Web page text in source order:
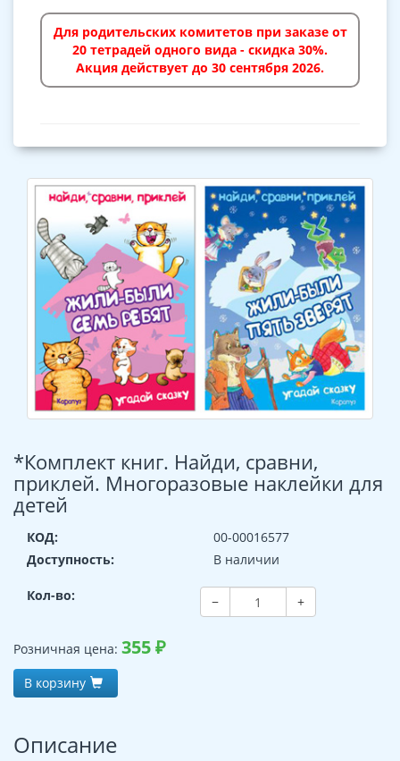
Для родительских комитетов при заказе от
20 тетрадей одного вида - скидка 30%.
Акция действует до 30 сентября 2026.
*Комплект книг. Найди, сравни,
приклей. Многоразовые наклейки для
детей
КОД:
00-00016577
Доступность:
В наличии
Кол-во: − +
Розничная цена: 355₽
В корзину
Описание